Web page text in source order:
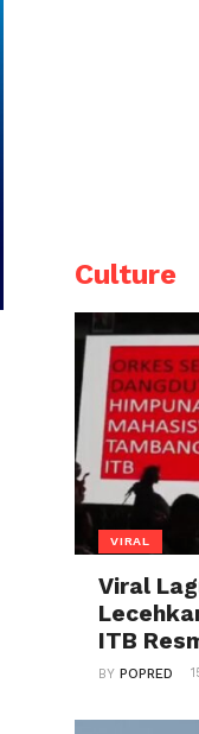
Culture
VIRAL
Viral
ITB
BYPOPRED